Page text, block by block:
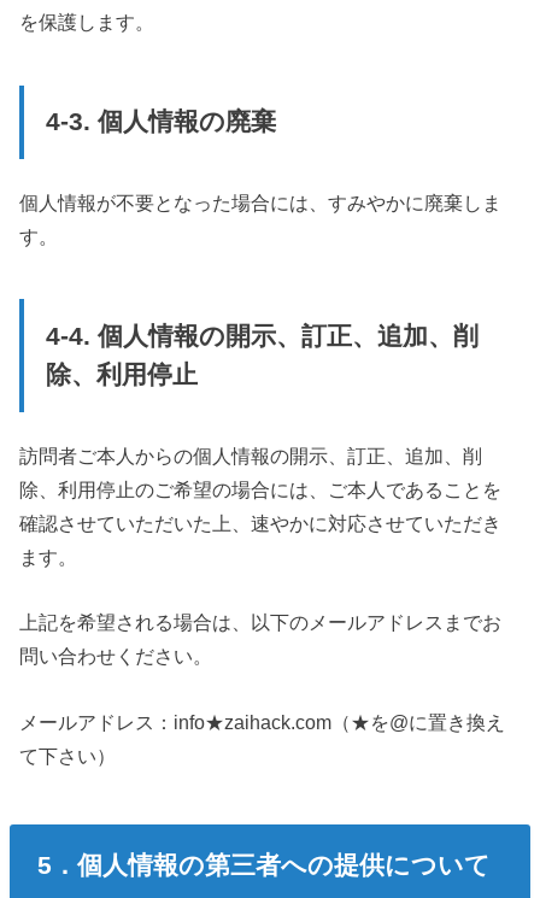
を保護します。
4-3. 個人情報の廃棄
個人情報が不要となった場合には、すみやかに廃棄しま
す。
4-4. 個人情報の開示、訂正、追加、削
除、利用停止
訪問者ご本人からの個人情報の開示、訂正、追加、削
除、利用停止のご希望の場合には、ご本人であることを
確認させていただいた上、速やかに対応させていただき
ます。
上記を希望される場合は、以下のメールアドレスまでお
問い合わせください。
メールアドレス：info★zaihack.com（★を@に置き換え
て下さい）
5．個人情報の第三者への提供について